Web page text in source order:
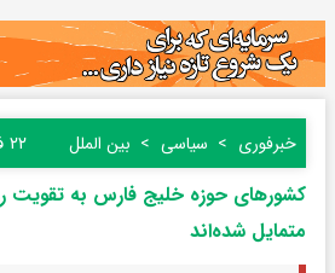
خبرفوری سیاسی بین الملل ۲۲ فروردین ۱۴۰۵ ۰۶:۳۳
کشورهای حوزه خلیج فارس به تقویت
متمایل شده‌اند